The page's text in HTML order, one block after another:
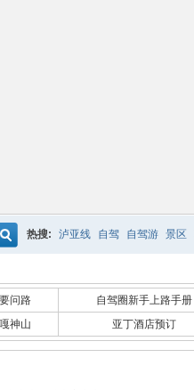
热搜: 泸亚线 自驾 自驾游 景区
问路 自驾圈新手上路手册
神山 亚丁酒店预订